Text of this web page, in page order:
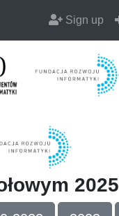
Sign up
2025